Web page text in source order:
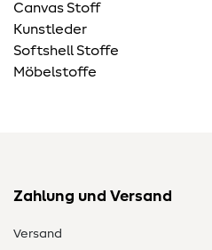
Canvas Stoff
Kunstleder
Softshell Stoffe
Möbelstoffe
Zahlung und Versand
Versand